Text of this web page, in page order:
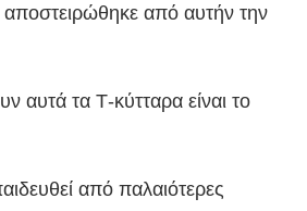
από αυτήν την
αυτά τα Τ-κύτταρα είναι το
από παλαιότερες